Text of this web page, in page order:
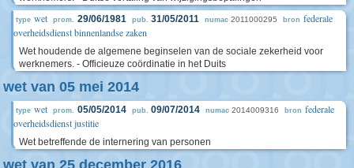
type wet prom. 29/06/1981 pub. 31/05/2011 numac 2011000295 bron federale
overheidsdienst binnenlandse zaken
Wet houdende de algemene beginselen van de sociale zekerheid voor
werknemers. - Officieuze coördinatie in het Duits
wet van 05 mei 2014
type wet prom. 05/05/2014 pub. 09/07/2014 numac 2014009316 bron federale
overheidsdienst justitie
Wet betreffende de internering van personen
wet van 25 december 2016